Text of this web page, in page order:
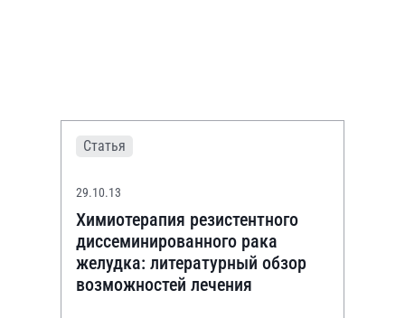
Статья
29.10.13
Химиотерапия резистентного
диссеминированного рака
желудка: литературный обзор
возможностей лечения